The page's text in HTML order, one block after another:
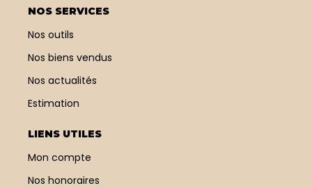
NOS SERVICES
Nos outils
Nos biens vendus
Nos actualités
Estimation
LIENS UTILES
Mon compte
Nos honoraires